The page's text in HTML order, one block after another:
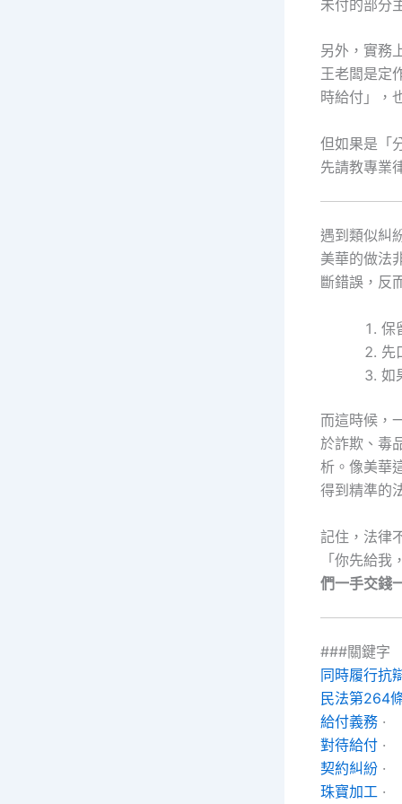
未付的部分
另外，實務
王老闆是定
時給付」，
但如果是「
先請教專業
遇到類似糾
美華的做法
斷錯誤，反
保
先
如
而這時候，
於詐欺、毒
析。像美華
得到精準的
記住，法律
「你先給
們一手交錢
###關鍵字
同時履行抗
民法第264
給付義務 ·
對待給付 ·
契約糾紛 ·
珠寶加工 ·